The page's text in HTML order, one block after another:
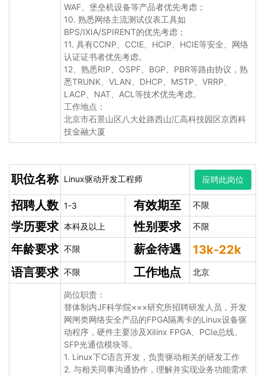
WAF、堡垒机设备等产品者优先考虑；
10. 熟悉网络主流测试仪表工具如
BPS/IXIA/SPIRENT的优先考虑；
11. 具有CCNP、CCIE、HCIP、HCIE等安全、网络
认证证书者优先考虑。
12、熟悉RIP、OSPF、BGP、PBR等路由协议，熟
悉TRUNK、VLAN、DHCP、MSTP、VRRP、
LACP、NAT、ACL等技术优先考虑。
工作地点：
北京市石景山区八大处路西山汇高科技园区京西科
技金融大厦
职位名称 Linux驱动开发工程师 应聘此岗位
招聘人数 1-3 有效期至 不限
学历要求 本科及以上 性别要求 不限
年龄要求 不限 薪金待遇
13k-22k
语言要求 不限 工作地点 北京
岗位职责：
替体制内JF科学院×××研究所招聘研发人员，开发
网闸类网络安全产品的FPGA隔离卡的Linux设备驱
动程序，硬件主要涉及XiIinx FPGA、PCIe总线、
SFP光通信模块等。
1. Linux下C语言开发，负责驱动相关的研发工作
2. 与相关同事沟通协作，理解并实现业务功能需求